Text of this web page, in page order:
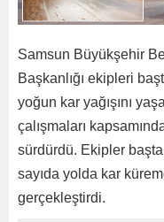
Samsun Büyükşehir
Başkanlığı ekipleri
yoğun kar yağışını
çalışmaları
sürdürdü. Ekipler
sayıda yolda kar
gerçekleştirdi.